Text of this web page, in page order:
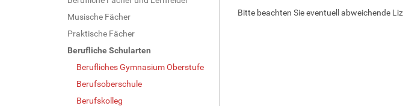
Musische Fächer
Praktische Fächer
Berufliche Schularten
Berufliches Gymnasium Oberstufe
Berufsoberschule
Berufskolleg
Bitte beachten Sie eventuell abweichende